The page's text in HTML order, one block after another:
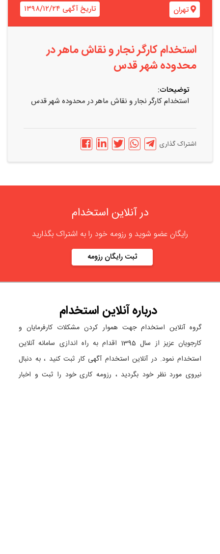
تهران تاریخ آگهی ۱۳۹۸/۱۲/۲۴
استخدام کارگر نجار و نقاش ماهر در
محدوده شهر قدس
توضیحات:
استخدام کارگر نجار و نقاش ماهر در محدوده شهر قدس
اشتراک گذاری
در آنلاین استخدام
رایگان عضو شوید و رزومه خود را به اشتراک بگذارید
ثبت رایگان رزومه
دربارهآنلاین استخدام
گروه آنلاین استخدام جهت هموار کردن مشکلات کارفرمایان و
کارجویان عزیز از سال 1395 اقدام به راه اندازی سامانه آنلاین
استخدام نمود. در آنلاین استخدام آگهی کار ثبت کنید ، به دنبال
نیروی مورد نظر خود بگردید ، رزومه کاری خود را ثبت و اخبار